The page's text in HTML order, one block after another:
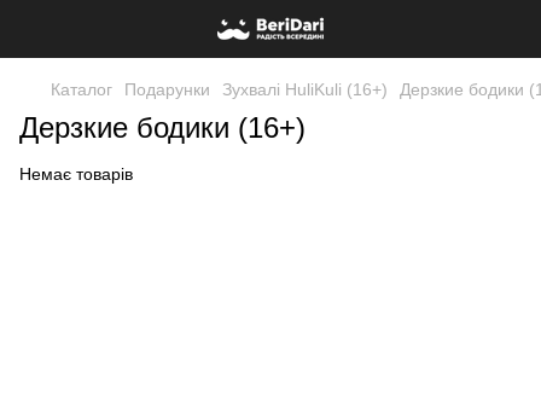
Каталог Подарунки Зухвалі HuliKuli (16+) Дерзкие бодики
Дерзкие бодики (16+)
Немає товарів